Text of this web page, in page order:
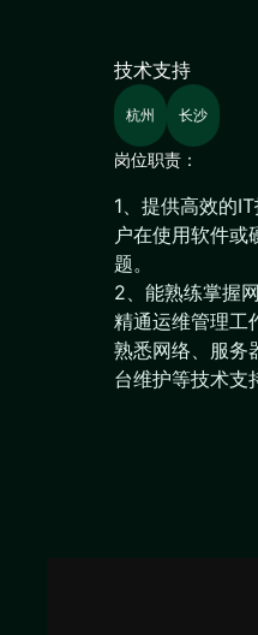
技术支持
杭州 长沙
岗位职责：
1、提供高效的
户在使用软件或
题。
2、能熟练掌握
精通运维管理工
熟悉网络、服务
台维护等技术支